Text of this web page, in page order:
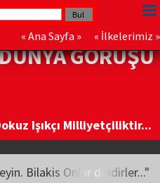
« Ana Sayfa » « İlkelerimiz »
GÖRÜŞÜ
Işıkçı Milliyetçiliktir...
Bilakis Onlar diridirler..."